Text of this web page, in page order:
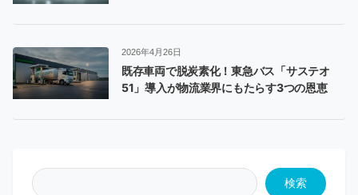
2026年4月26日
既存車両で脱炭素化！東急バス「サステオ
51」導入が物流業界にもたらす3つの恩恵
検索